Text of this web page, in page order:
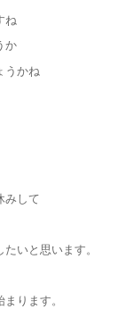
ね
か
うかね
みして
いと思います。
ります。